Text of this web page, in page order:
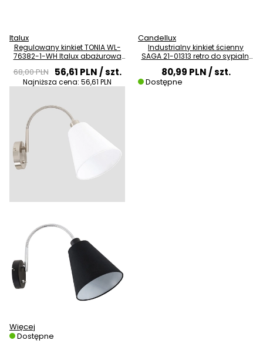
Italux
Regulowany kinkiet TONIA WL-
76382-1-WH Italux abażurowa
LAMPA ścienna biała
68,00 PLN 56,61 PLN/ szt.
Najniższa cena: 56,61 PLN
Więcej
Dostępne
Candellux
Industrialny kinkiet ścienny
SAGA 21-01313 retro do sypialni
czarny patyna
80,99 PLN/ szt.
Dostępne